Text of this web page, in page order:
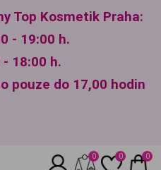
Top Kosmetik Praha:
- 19:00 h.
18:00 h.
pouze do 17,00 hodin
0 0 0